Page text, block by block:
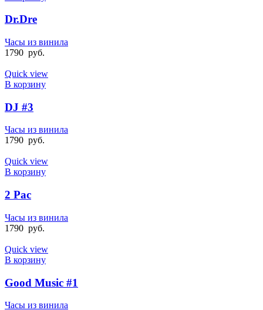
Dr.Dre
Часы из винила
1790 руб.
Quick view
В корзину
DJ #3
Часы из винила
1790 руб.
Quick view
В корзину
2 Pac
Часы из винила
1790 руб.
Quick view
В корзину
Good Music #1
Часы из винила